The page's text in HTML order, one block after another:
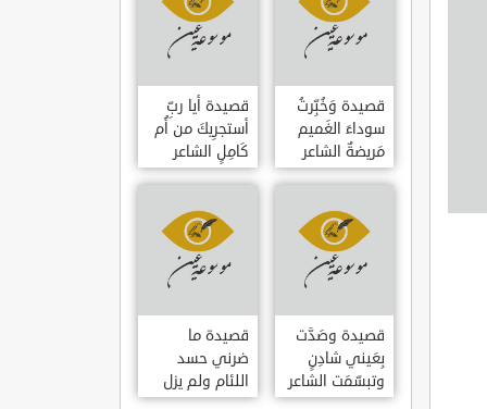
قصيدة وَخُبِّرتُ
سوداءَ الغَميم
مَريضةٌ الشاعر
العوام بن عقبة
قصيدة أيا ربِّ
أستجرِيكَ من أُم
كَامِلٍ الشاعر
العوام بن عقبة
قصيدة وصَدَّت
بِعَيني شادِنٍ
وتبسّمَت الشاعر
العوام بن عقبة
قصيدة ما
ضرني حسد
اللئام ولم يزل
الشاعر عمارة بن